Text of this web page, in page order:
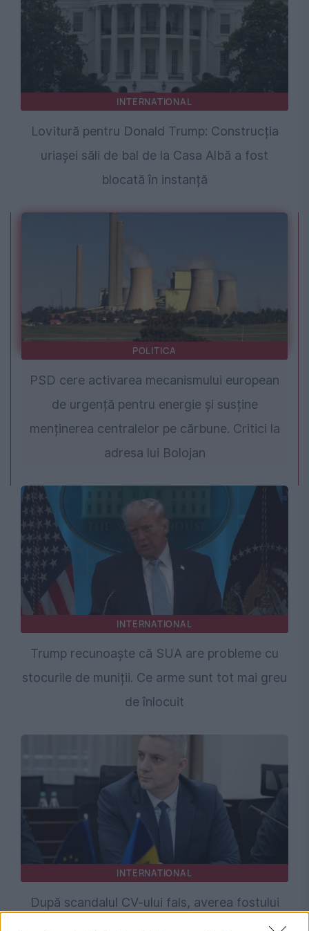
INTERNATIONAL
Lovitură pentru Donald Trump: Construcția
uriașei săli de bal de la Casa Albă a fost
blocată în instanță
POLITICA
PSD cere activarea mecanismului european
de urgență pentru energie și susține
menținerea centralelor pe cărbune. Critici la
adresa lui Bolojan
INTERNATIONAL
Trump recunoaște că SUA are probleme cu
stocurile de muniții. Ce arme sunt tot mai greu
de înlocuit
INTERNATIONAL
După scandalul CV-ului fals, averea fostului